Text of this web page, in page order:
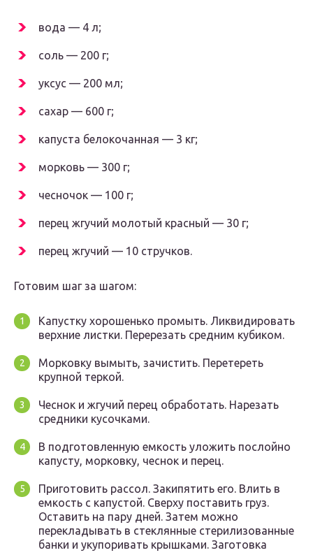
вода — 4 л;
соль — 200 г;
уксус — 200 мл;
сахар — 600 г;
капуста белокочанная — 3 кг;
морковь — 300 г;
чесночок — 100 г;
перец жгучий молотый красный — 30 г;
перец жгучий — 10 стручков.
Готовим шаг за шагом:
Капустку хорошенько промыть. Ликвидировать
верхние листки. Перерезать средним кубиком.
Морковку вымыть, зачистить. Перетереть
крупной теркой.
Чеснок и жгучий перец обработать. Нарезать
средники кусочками.
В подготовленную емкость уложить послойно
капусту, морковку, чеснок и перец.
Приготовить рассол. Закипятить его. Влить в
емкость с капустой. Сверху поставить груз.
Оставить на пару дней. Затем можно
перекладывать в стеклянные стерилизованные
банки и укупоривать крышками. Заготовка